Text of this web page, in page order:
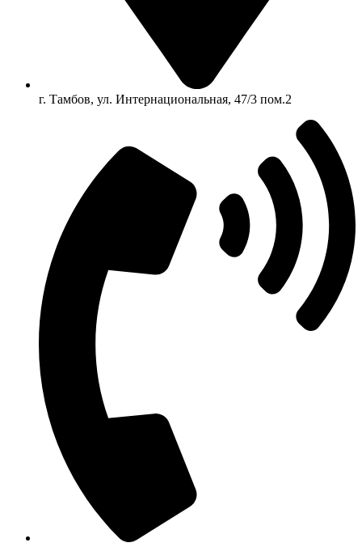
г. Тамбов, ул. Интернациональная, 47/3 пом.2